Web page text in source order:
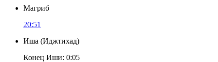
Магриб
20:51
Иша (Иджтихад)
Конец Иши: 0:05